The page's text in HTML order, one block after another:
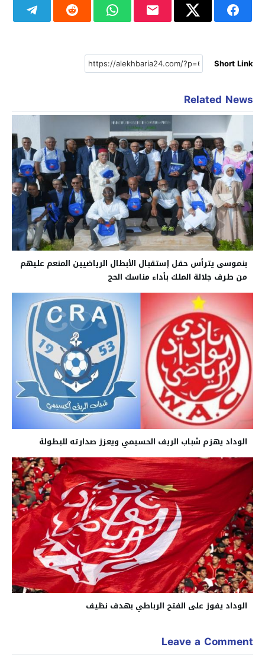
Short Link
Related News
بنموسى يترأس حفل إستقبال الأبطال الرياضيين المنعم عليهم
من طرف جلالة الملك بأداء مناسك الحج
الوداد يهزم شباب الريف الحسيمي ويعزز صدارته للبطولة
الوداد يفوز على الفتح الرباطي بهدف نظيف
Leave a Comment